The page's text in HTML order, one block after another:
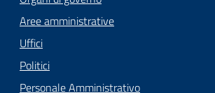
o
n
s
Aree amministrative
Uffici
Politici
Personale Amministrativo